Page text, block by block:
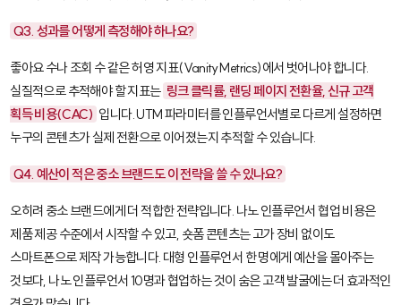
Q3. 성과를 어떻게 측정해야 하나요?
좋아요 수나 조회 수 같은 허영 지표(Vanity Metrics)에서 벗어나야 합니다.
실질적으로 추적해야 할 지표는 링크 클릭률, 랜딩 페이지 전환율, 신규 고객
획득 비용(CAC) 입니다. UTM 파라미터를 인플루언서별로 다르게 설정하면
누구의 콘텐츠가 실제 전환으로 이어졌는지 추적할 수 있습니다.
Q4. 예산이 적은 중소 브랜드도 이 전략을 쓸 수 있나요?
오히려 중소 브랜드에게 더 적합한 전략입니다. 나노 인플루언서 협업 비용은
제품 제공 수준에서 시작할 수 있고, 숏폼 콘텐츠는 고가 장비 없이도
스마트폰으로 제작 가능합니다. 대형 인플루언서 한 명에게 예산을 몰아주는
것보다, 나노 인플루언서 10명과 협업하는 것이 숨은 고객 발굴에는 더 효과적인